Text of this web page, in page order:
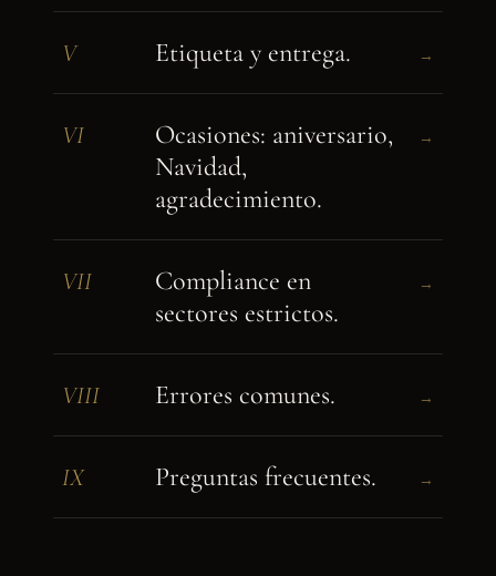
V Etiqueta y entrega. →
VI
Ocasiones: aniversario,
Navidad,
agradecimiento.
→
VII
Compliance en
sectores estrictos.
→
VIII Errores comunes. →
IX Preguntas frecuentes. →